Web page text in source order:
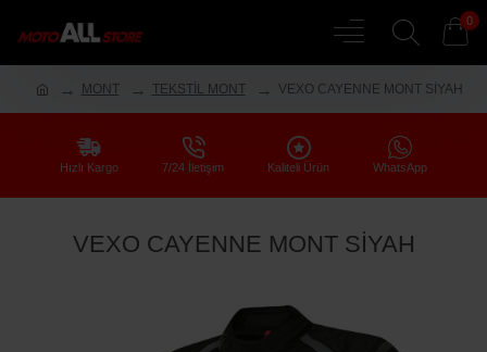
0
MONT TEKSTİL MONT VEXO CAYENNE MONT SİYAH
Hızlı Kargo 7/24 İletişim Kaliteli Ürün WhatsApp
VEXO CAYENNE MONT SİYAH